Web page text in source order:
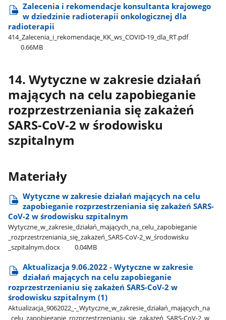
Zalecenia i rekomendacje konsultanta krajowego
w dziedzinie radioterapii onkologicznej dla
radioterapii
414​_Zalecenia​_i​_rekomendacje​_KK​_ws​_COVID-19​_dla​_RT.pdf
0.66MB
14. Wytyczne w zakresie działań
mających na celu zapobieganie
rozprzestrzeniania się zakażeń
SARS-CoV-2 w środowisku
szpitalnym
Materiały
Wytyczne w zakresie działań mających na celu
zapobieganie rozprzestrzeniania się zakażeń SARS-
CoV-2 w środowisku szpitalnym
Wytyczne​_w​_zakresie​_działań​_mających​_na​_celu​_zapobieganie​
_rozprzestrzeniania​_się​_zakażeń​_SARS-CoV-2​_w​_środowisku​
_szpitalnym.docx
0.04MB
Aktualizacja 9.06.2022 - Wytyczne w zakresie
działań mających na celu zapobieganie
rozprzestrzenianiu się zakażeń SARS-CoV-2 w
środowisku szpitalnym (1)
Aktualizacja​_9062022​_-​_Wytyczne​_w​_zakresie​_działań​_mających​_na​